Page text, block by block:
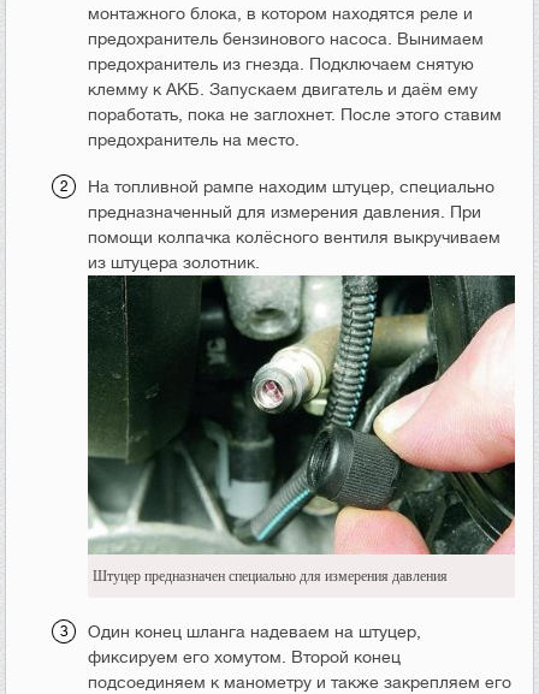
монтажного блока, в котором находятся реле и
предохранитель бензинового насоса. Вынимаем
предохранитель из гнезда. Подключаем снятую
клемму к АКБ. Запускаем двигатель и даём ему
поработать, пока не заглохнет. После этого ставим
предохранитель на место.
На топливной рампе находим штуцер, специально
предназначенный для измерения давления. При
помощи колпачка колёсного вентиля выкручиваем
из штуцера золотник.
Штуцер предназначен специально для измерения давления
Один конец шланга надеваем на штуцер,
фиксируем его хомутом. Второй конец
подсоединяем к манометру и также закрепляем его